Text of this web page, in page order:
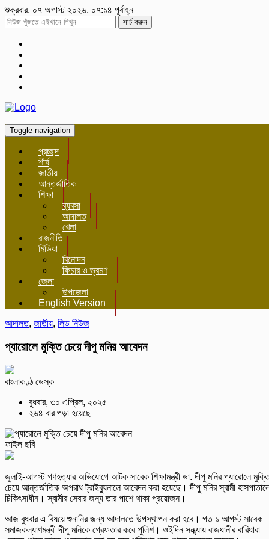
শুক্রবার, ০৭ অগাস্ট ২০২৬, ০৭:১৪ পূর্বাহ্ন
সার্চ করুন
Toggle navigation
প্রচ্ছদ
শীর্ষ
জাতীয়
আন্তর্জাতিক
শিক্ষা
ব্যবসা
আদালত
খেলা
রাজনীতি
মিডিয়া
বিনোদন
ফিচার ও ভ্রমণ
জেলা
উপজেলা
English Version
আদালত, জাতীয়, লিড নিউজ
প্যারোলে মুক্তি চেয়ে দীপু মনির আবেদন
বাংলাকণ্ঠ ডেস্ক
বুধবার, ৩০ এপ্রিল, ২০২৫
২৬৪ বার পড়া হয়েছে
ফাইল ছবি
জুলাই-আগস্ট গণহত্যার অভিযোগে আটক সাবেক শিক্ষামন্ত্রী ডা. দীপু মনির প্যারোলে
চেয়ে আন্তর্জাতিক অপরাধ ট্রাইব্যুনালে আবেদন করা হয়েছে। দীপু মনির স্বামী
চিকিৎসাধীন। স্বামীর সেবার জন্য তার পাশে থাকা প্রয়োজন।
আজ বুধবার এ বিষয়ে শুনানির জন্য আদালতে উপস্থাপন করা হবে। গত ১ আগস্ট সাবেক
সমাজকল্যাণমন্ত্রী দীপু মনিকে গ্রেফতার করে পুলিশ। ওইদিন সন্ধ্যায় রাজধানীর বারিধারা